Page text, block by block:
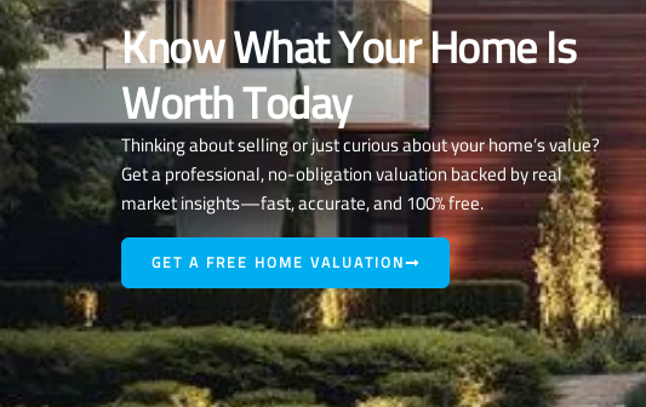
Know What Your Home Is
Worth Today
Thinking about selling or just curious about your home’s value?
Get a professional, no-obligation valuation backed by real
market insights—fast, accurate, and 100% free.
GET A FREE HOME VALUATION